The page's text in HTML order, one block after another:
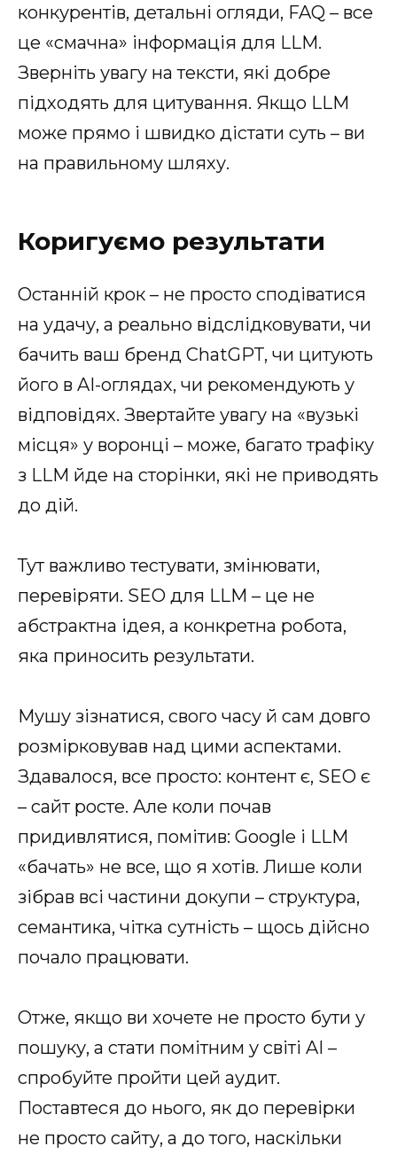
конкурентів, детальні огляди, FAQ – все
це «смачна» інформація для LLM.
Зверніть увагу на тексти, які добре
підходять для цитування. Якщо LLM
може прямо і швидко дістати суть – ви
на правильному шляху.
Коригуємо результати
Останній крок – не просто сподіватися
на удачу, а реально відслідковувати, чи
бачить ваш бренд ChatGPT, чи цитують
його в AI-оглядах, чи рекомендують у
відповідях. Звертайте увагу на «вузькі
місця» у воронці – може, багато трафіку
з LLM йде на сторінки, які не приводять
до дій.
Тут важливо тестувати, змінювати,
перевіряти. SEO для LLM – це не
абстрактна ідея, а конкретна робота,
яка приносить результати.
Мушу зізнатися, свого часу й сам довго
розмірковував над цими аспектами.
Здавалося, все просто: контент є, SEO є
– сайт росте. Але коли почав
придивлятися, помітив: Google і LLM
«бачать» не все, що я хотів. Лише коли
зібрав всі частини докупи – структура,
семантика, чітка сутність – щось дійсно
почало працювати.
Отже, якщо ви хочете не просто бути у
пошуку, а стати помітним у світі AI –
спробуйте пройти цей аудит.
Поставтеся до нього, як до перевірки
не просто сайту, а до того, наскільки